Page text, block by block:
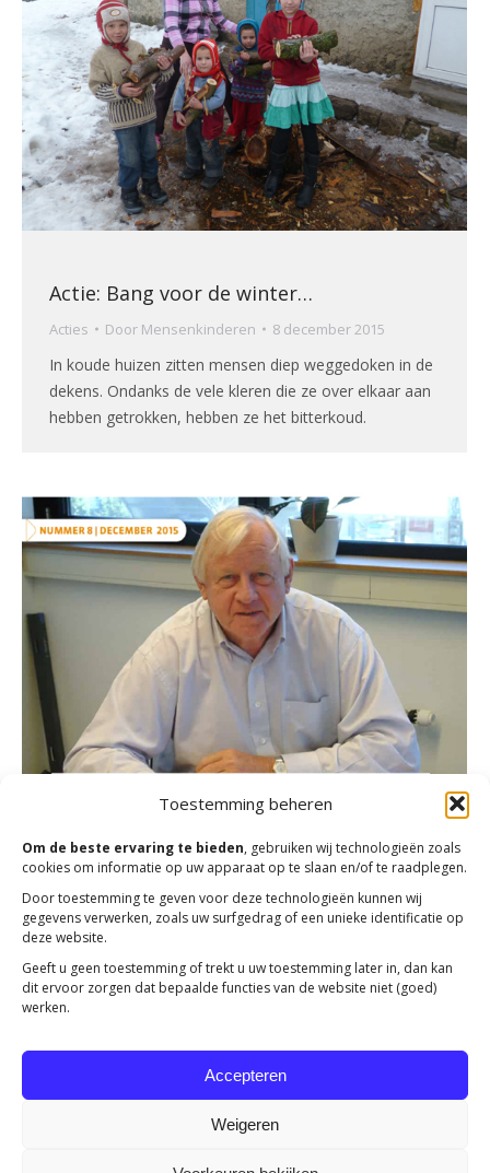
Toestemming beheren
Om de beste ervaring te bieden, gebruiken wij technologieën zoals
cookies om informatie op uw apparaat op te slaan en/of te raadplegen.
Door toestemming te geven voor deze technologieën kunnen wij
gegevens verwerken, zoals uw surfgedrag of een unieke identificatie op
deze website.
Geeft u geen toestemming of trekt u uw toestemming later in, dan kan
dit ervoor zorgen dat bepaalde functies van de website niet (goed)
werken.
Accepteren
Weigeren
Actie: Bang voor de winter…
Acties Door Mensenkinderen 8 december 2015
In koude huizen zitten mensen diep weggedoken in de
dekens. Ondanks de vele kleren die ze over elkaar aan
hebben getrokken, hebben ze het bitterkoud.
Magazine december 2015
Actueel Door Mensenkinderen 8 december 2015
Het september magazine van Mensenkinderen is
verschenen met de afscheidsbrief van Sipke van der
Land.
1